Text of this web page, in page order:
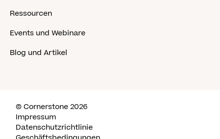
Ressourcen
Events und Webinare
Blog und Artikel
© Cornerstone 2026
Impressum
Datenschutzrichtlinie